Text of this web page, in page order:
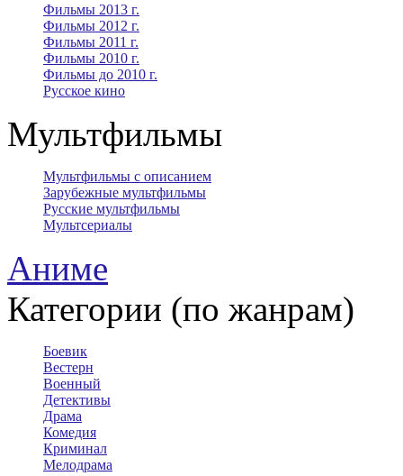
Фильмы 2013 г.
Фильмы 2012 г.
Фильмы 2011 г.
Фильмы 2010 г.
Фильмы до 2010 г.
Русское кино
Мультфильмы
Мультфильмы с описанием
Зарубежные мультфильмы
Русские мультфильмы
Мультсериалы
Аниме
Категории (по жанрам)
Боевик
Вестерн
Военный
Детективы
Драма
Комедия
Криминал
Мелодрама